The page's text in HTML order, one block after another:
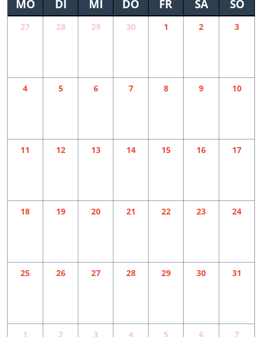
MO DI MI DO FR SA SO
27 28 29 30 1 2 3
4 5 6 7 8 9 10
11 12 13 14 15 16 17
18 19 20 21 22 23 24
25 26 27 28 29 30 31
1 2 3 4 5 6 7